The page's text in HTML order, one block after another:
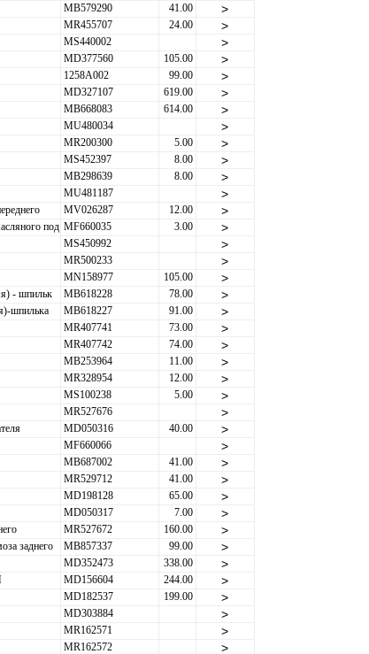
MB579290 41.00 >
MR455707 24.00 >
MS440002 >
MD377560 105.00 >
1258A002 99.00 >
MD327107 619.00 >
MB668083 614.00 >
MU480034 >
MR200300 5.00 >
MS452397 8.00 >
MB298639 8.00 >
MU481187 >
MV026287 12.00 >
под MF660035 3.00 >
MS450992 >
MR500233 >
MN158977 105.00 >
- шпильк MB618228 78.00 >
шпилька MB618227 91.00 >
MR407741 73.00 >
MR407742 74.00 >
MB253964 11.00 >
MR328954 12.00 >
MS100238 5.00 >
MR527676 >
MD050316 40.00 >
MF660066 >
MB687002 41.00 >
MR529712 41.00 >
MD198128 65.00 >
MD050317 7.00 >
MR527672 160.00 >
заднего MB857337 99.00 >
MD352473 338.00 >
MD156604 244.00 >
MD182537 199.00 >
MD303884 >
MR162571 >
MR162572 >